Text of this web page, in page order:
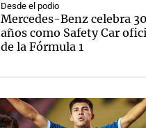
Desde el podio
Mercedes-Benz celebra 30
años como Safety Car
de la Fórmula 1